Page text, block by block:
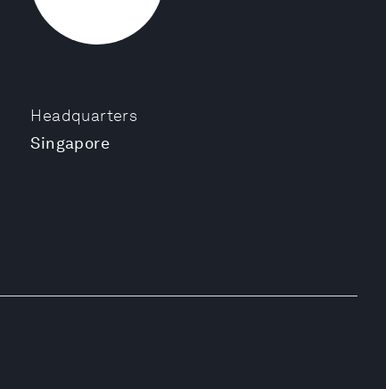
Headquarters
Singapore